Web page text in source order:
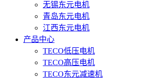
无锡东元电机
青岛东元电机
江西东元电机
产品中心
TECO低压电机
TECO高压电机
TECO东元减速机